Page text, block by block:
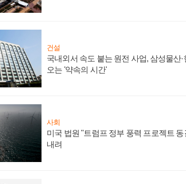
건설
국내외서 속도 붙는 원전 사업, 삼성물산
오는 '약속의 시간'
사회
미국 법원 "트럼프 정부 풍력 프로젝트
내려